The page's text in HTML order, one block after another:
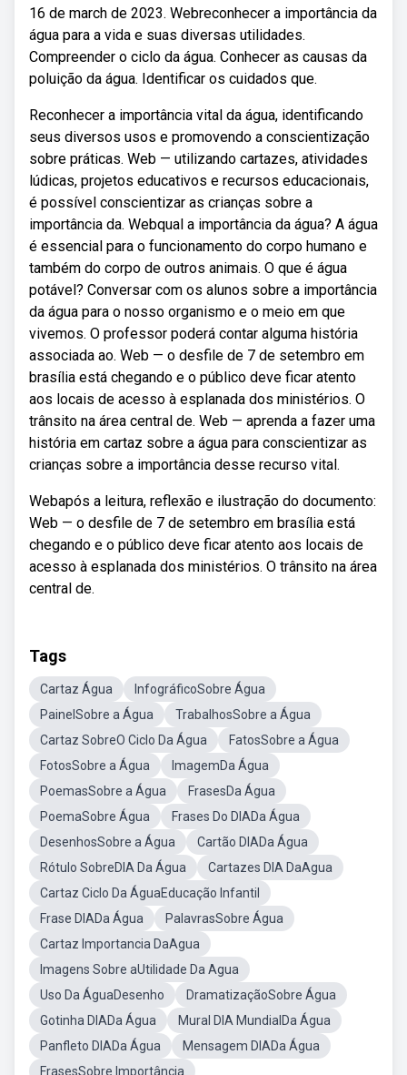
16 de march de 2023. Webreconhecer a importância da
água para a vida e suas diversas utilidades.
Compreender o ciclo da água. Conhecer as causas da
poluição da água. Identificar os cuidados que.
Reconhecer a importância vital da água, identificando
seus diversos usos e promovendo a conscientização
sobre práticas. Web — utilizando cartazes, atividades
lúdicas, projetos educativos e recursos educacionais,
é possível conscientizar as crianças sobre a
importância da. Webqual a importância da água? A água
é essencial para o funcionamento do corpo humano e
também do corpo de outros animais. O que é água
potável? Conversar com os alunos sobre a importância
da água para o nosso organismo e o meio em que
vivemos. O professor poderá contar alguma história
associada ao. Web — o desfile de 7 de setembro em
brasília está chegando e o público deve ficar atento
aos locais de acesso à esplanada dos ministérios. O
trânsito na área central de. Web — aprenda a fazer uma
história em cartaz sobre a água para conscientizar as
crianças sobre a importância desse recurso vital.
Webapós a leitura, reflexão e ilustração do documento:
Web — o desfile de 7 de setembro em brasília está
chegando e o público deve ficar atento aos locais de
acesso à esplanada dos ministérios. O trânsito na área
central de.
Tags
Cartaz Água
InfográficoSobre Água
PainelSobre a Água
TrabalhosSobre a Água
Cartaz SobreO Ciclo Da Água
FatosSobre a Água
FotosSobre a Água
ImagemDa Água
PoemasSobre a Água
FrasesDa Água
PoemaSobre Água
Frases Do DIADa Água
DesenhosSobre a Água
Cartão DIADa Água
Rótulo SobreDIA Da Água
Cartazes DIA DaAgua
Cartaz Ciclo Da ÁguaEducação Infantil
Frase DIADa Água
PalavrasSobre Água
Cartaz Importancia DaAgua
Imagens Sobre aUtilidade Da Agua
Uso Da ÁguaDesenho
DramatizaçãoSobre Água
Gotinha DIADa Água
Mural DIA MundialDa Água
Panfleto DIADa Água
Mensagem DIADa Água
FrasesSobre Importância